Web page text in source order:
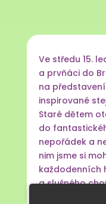
Ve středu 15.
a prvňáci do
na představení
inspirované
Staré dětem
do
nepořádek a
nim jsme si
každodenních
a slušného